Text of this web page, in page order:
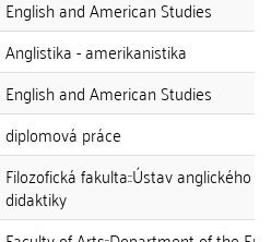
English and American Studies
Anglistika - amerikanistika
English and American Studies
diplomová práce
Filozofická fakulta::Ústav anglického
didaktiky